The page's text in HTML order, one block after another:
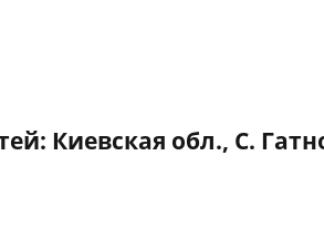
Киевская обл., С.